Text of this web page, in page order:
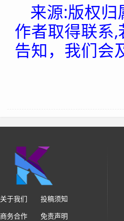
来源:版权
作者取得联系
告知，我们会
关于我们
投稿须知
商务合作
免责声明